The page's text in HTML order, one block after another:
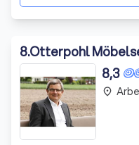
8.Otterpohl
8,3
place